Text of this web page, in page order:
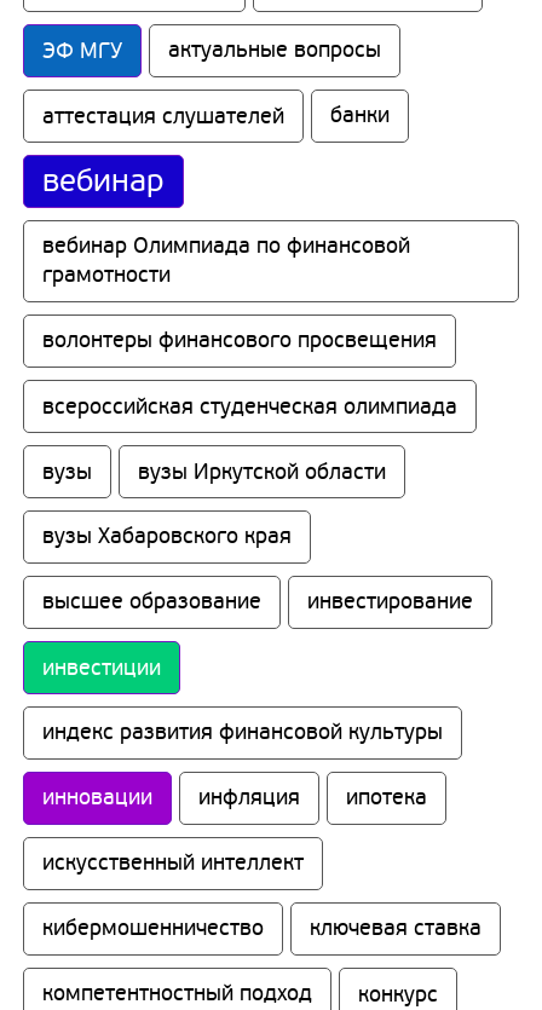
ЭФ МГУ актуальные вопросы
аттестация слушателей банки
вебинар
вебинар Олимпиада по финансовой
грамотности
волонтеры финансового просвещения
всероссийская студенческая олимпиада
вузы вузы Иркутской области
вузы Хабаровского края
высшее образование инвестирование
инвестиции
индекс развития финансовой культуры
инновации инфляция ипотека
искусственный интеллект
кибермошенничество ключевая ставка
компетентностный подход конкурс